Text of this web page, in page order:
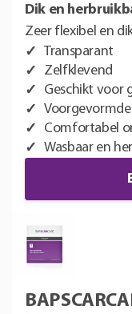
Dik en
Zeer flexibel en
Transparant
Zelfklevend
Geschikt voor
Comfortabel
Wasbaar en